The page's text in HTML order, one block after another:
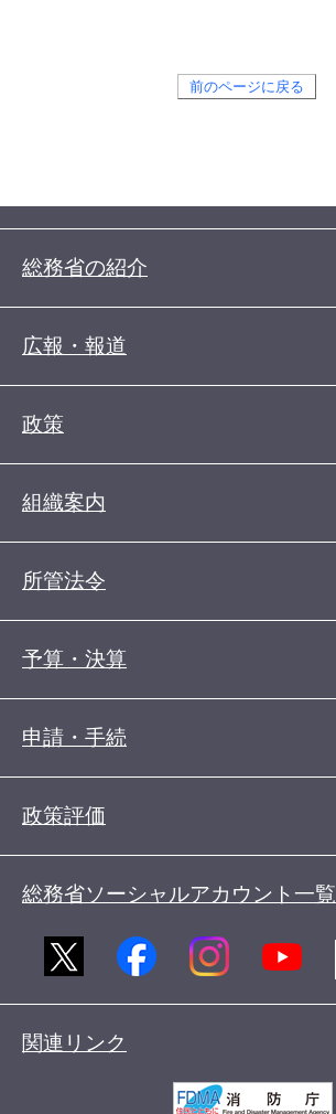
前のページに戻る
総務省の紹介
広報・報道
政策
組織案内
所管法令
予算・決算
申請・手続
政策評価
総務省ソーシャルアカウント一覧
関連リンク